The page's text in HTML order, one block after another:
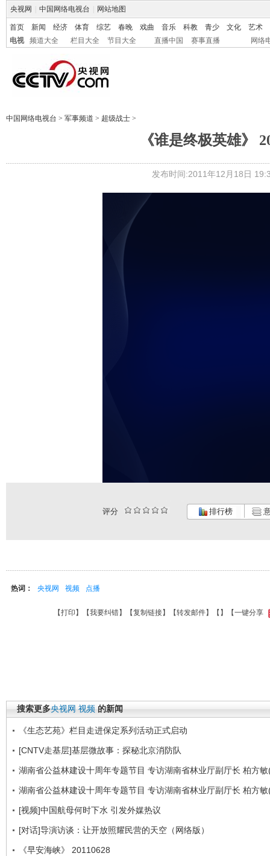
央视网 中国网络电视台 网站地图
首页 新闻 经济 体育 综艺 春晚 戏曲 音乐 科教 青少 文化
艺术
电视
频道大全 栏目大全 节目大全 直播中国 赛事直播 网络
中国网络电视台 > 军事频道 > 超级战士 >
《谁是终极英雄》
发布时间:2011年12月18日
评分 排行榜
热词： 央视网 视频 点播
【打印 】【我要纠错】【复制链接】【转发邮件】【 】 【一键分享
搜索更多央视网 视频 的新闻
《生态艺苑》栏目走进保定系列活动正式启动
[CNTV走基层]基层微故事：探秘北京消防队
湖南省公益林建设十周年专题节目 专访湖南省林业厅副厅长 柏方
湖南省公益林建设十周年专题节目 专访湖南省林业厅副厅长 柏方
[视频]中国航母何时下水 引发外媒热议
[对话]导演访谈：让开放照耀民营的天空（网络版）
《早安海峡》 20110628